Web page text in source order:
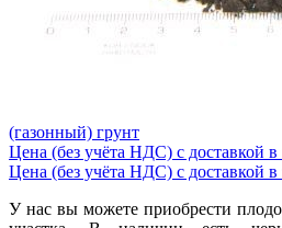
(газонный) грунт
Цена (без учёта НДС) с доставкой
Цена (без учёта НДС) с доставкой в
У нас вы можете приобрести